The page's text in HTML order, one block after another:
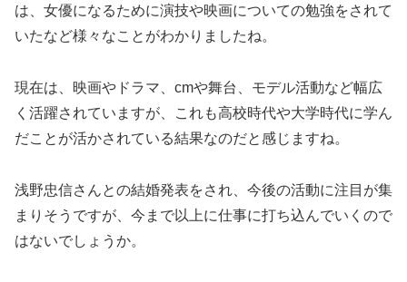
は、女優になるために演技や映画についての勉強をされて
いたなど様々なことがわかりましたね。
現在は、映画やドラマ、cmや舞台、モデル活動など幅広
く活躍されていますが、これも高校時代や大学時代に学ん
だことが活かされている結果なのだと感じますね。
浅野忠信さんとの結婚発表をされ、今後の活動に注目が集
まりそうですが、今まで以上に仕事に打ち込んでいくので
はないでしょうか。